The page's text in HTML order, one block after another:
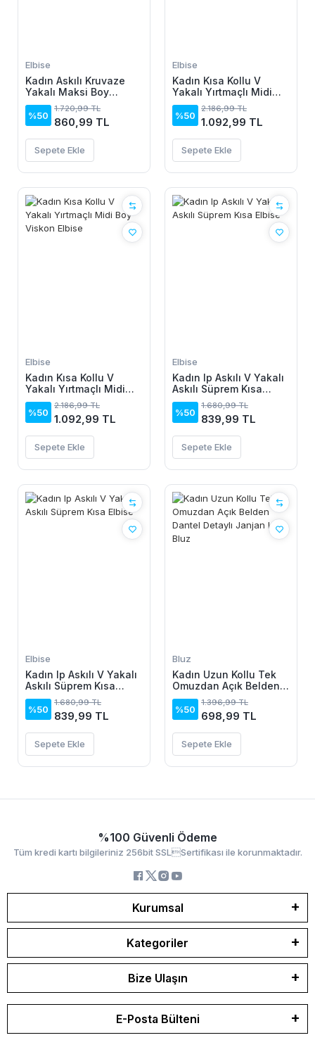
Elbise
Kadın Askılı Kruvaze
Yakalı Maksi Boy
Janjan Krep Elbise
%50
1.720,99 TL
860,99 TL
Sepete Ekle
Elbise
Kadın Kısa Kollu V
Yakalı Yırtmaçlı Midi
Boy Viskon Elbise
%50
2.186,99 TL
1.092,99 TL
Sepete Ekle
Elbise
Kadın Kısa Kollu V
Yakalı Yırtmaçlı Midi
Boy Viskon Elbise
%50
2.186,99 TL
1.092,99 TL
Sepete Ekle
Elbise
Kadın Ip Askılı V Yakalı
Askılı Süprem Kısa
Elbise
%50
1.680,99 TL
839,99 TL
Sepete Ekle
Elbise
Kadın Ip Askılı V Yakalı
Askılı Süprem Kısa
Elbise
%50
1.680,99 TL
839,99 TL
Sepete Ekle
Bluz
Kadın Uzun Kollu Tek
Omuzdan Açık Belden
Dantel Detaylı Janjan
Krep Bluz
%50
1.396,99 TL
698,99 TL
Sepete Ekle
%100 Güvenli Ödeme
Tüm kredi kartı bilgileriniz 256bit SSLSertifikası ile korunmaktadır.
Kurumsal
Kategoriler
Bize Ulaşın
E-Posta Bülteni